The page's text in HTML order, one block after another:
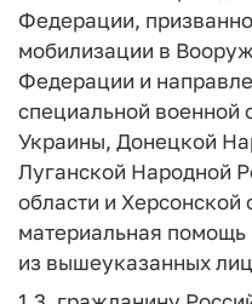
Федерации,
мобилизации в
Федерации и
специальной военной
Украины, Донецкой
Луганской Народной
области и
материальная помощь
из вышеуказанных